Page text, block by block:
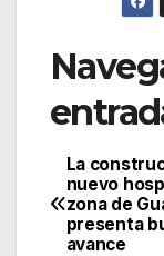
La
nuevo
zona de
presenta
avance